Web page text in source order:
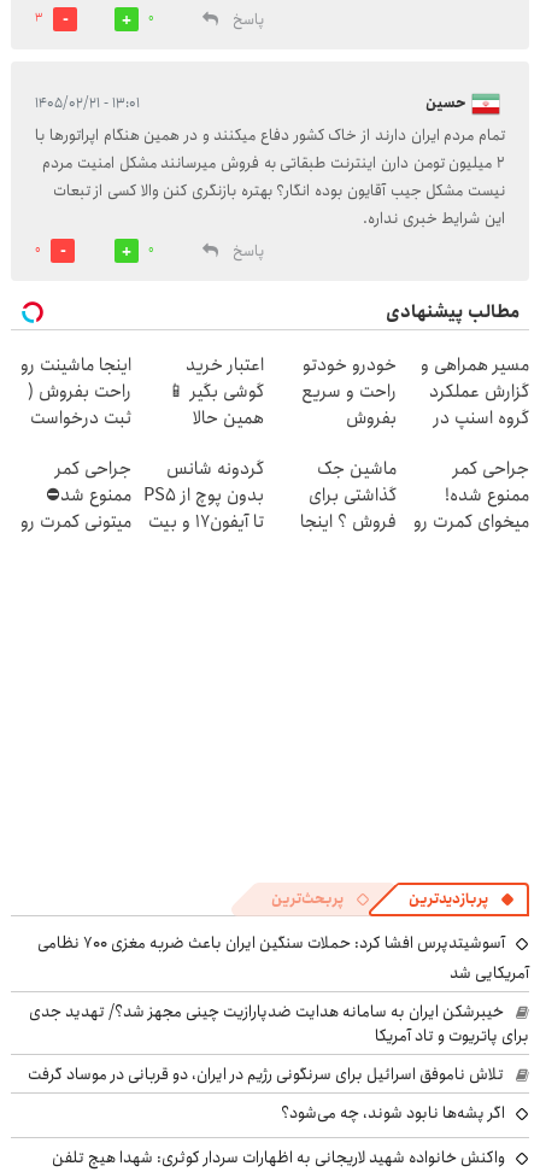
پاسخ 0
3
حسین ۱۳:۰۱ - ۱۴۰۵/۰۲/۲۱
تمام مردم ایران دارند از خاک کشور دفاع میکنند و در همین هنگام اپراتورها با
2 میلیون تومن دارن اینترنت طبقاتی به فروش میرسانند مشکل امنیت مردم
نیست مشکل جیب آقایون بوده انگار؟ بهتره بازنگری کنن والا کسی از تبعات
این شرایط خبری نداره.
پاسخ
0
0
مطالب پیشنهادی
مسیر همراهی و
گزارش عملکرد
گروه اسنپ در
خودرو خودتو
راحت و سریع
بفروش
اعتبار خرید
گوشی بگیر 📱
همین حالا
بده 🎯
اینجا ماشینت رو
راحت بفروش (
ثبت درخواست
جراحی کمر
ممنوع شده!
میخوای کمرت رو
ماشین جک
گذاشتی برای
فروش ؟ اینجا
گردونه شانس
بدون پوچ از PS5
تا آیفون17 و بیت
جراحی کمر
ممنوع شد⛔
میتونی کمرت رو
پربازدیدترین پربحث‌ترین
آسوشیتدپرس افشا کرد: حملات سنگین ایران باعث ضربه مغزی ۷۰۰ نظامی
آمریکایی شد
خیبرشکن ایران به سامانه هدایت ضدپارازیت چینی مجهز شد؟/ تهدید جدی
برای پاتریوت و تاد آمریکا
تلاش ناموفق اسرائیل برای سرنگونی رژیم در ایران، دو قربانی در موساد گرفت
اگر پشه‌ها نابود شوند، چه می‌شود؟
واکنش خانواده شهید لاریجانی به اظهارات سردار کوثری: شهدا هیچ تلفن